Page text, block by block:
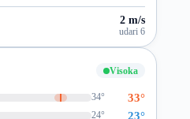
2 m/s
udari 6
Visoka
34° 33°
24° 23°